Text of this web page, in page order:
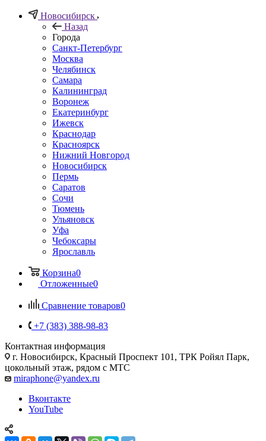
Новосибирск
Назад
Города
Санкт-Петербург
Москва
Челябинск
Самара
Калининград
Воронеж
Екатеринбург
Ижевск
Краснодар
Красноярск
Нижний Новгород
Новосибирск
Пермь
Саратов
Сочи
Тюмень
Ульяновск
Уфа
Чебоксары
Ярославль
Корзина0
Отложенные0
Сравнение товаров0
+7 (383) 388-98-83
Контактная информация
г. Новосибирск, Красный Проспект 101, ТРК Ройял Парк,
цокольный этаж, рядом с МТС
miraphone@yandex.ru
Вконтакте
YouTube